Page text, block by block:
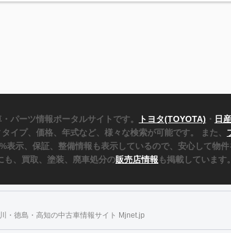
パーツ情報ポータルサイトです。 トヨタ(TOYOTA) ・ 日産
イプ、価格、年式など、様々な検索が可能です。 また、
表示、保証、整備情報も表示しているので、安心して物件
も、買取、塗装、廃車処分の販売店情報 も掲載しています
・徳島・高知の中古車情報サイト Mjnet.jp